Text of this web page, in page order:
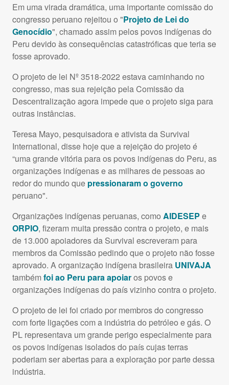
Em uma virada dramática, uma importante comissão do
congresso peruano rejeitou o "Projeto de Lei do
Genocídio", chamado assim pelos povos indígenas do
Peru devido às consequências catastróficas que teria se
fosse aprovado.
O projeto de lei Nº 3518-2022 estava caminhando no
congresso, mas sua rejeição pela Comissão da
Descentralização agora impede que o projeto siga para
outras instâncias.
Teresa Mayo, pesquisadora e ativista da Survival
International, disse hoje que a rejeição do projeto é
“uma grande vitória para os povos indígenas do Peru, as
organizações indígenas e as milhares de pessoas ao
redor do mundo que pressionaram o governo
peruano".
Organizações indígenas peruanas, como AIDESEP e
ORPIO, fizeram muita pressão contra o projeto, e mais
de 13.000 apoiadores da Survival escreveram para
membros da Comissão pedindo que o projeto não fosse
aprovado. A organização indígena brasileira UNIVAJA
também foi ao Peru para apoiaros povos e
organizações indígenas do país vizinho contra o projeto.
O projeto de lei foi criado por membros do congresso
com forte ligações com a indústria do petróleo e gás. O
PL representava um grande perigo especialmente para
os povos indígenas isolados do país cujas terras
poderiam ser abertas para a exploração por parte dessa
indústria.